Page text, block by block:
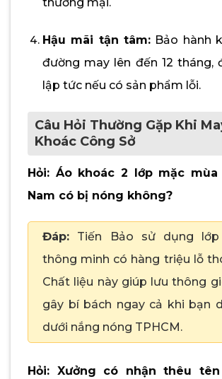
Hậu mãi tận tâm: Bảo hành
đường may lên đến 12 tháng,
lập tức nếu có sản phẩm lỗi.
Câu Hỏi Thường Gặp Khi
Khoác Công Sở
Hỏi: Áo khoác 2 lớp mặc
Nam có bị nóng không?
Đáp: Tiến Bảo sử dụng
thông minh có hàng triệu lỗ
Chất liệu này giúp lưu thông
gây bí bách ngay cả khi bạn
dưới nắng nóng TPHCM.
Hỏi: Xưởng có nhận thêu